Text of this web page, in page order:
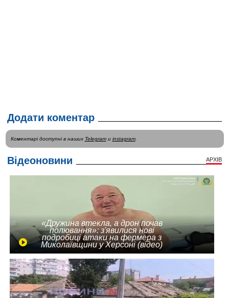
Додати коментар
Коментарі доступні в наших Telegramи instagram.
Відеоновини АРХІВ
«Дружина втекла, а дрон почав
полювання»: з'явилися нові
подробиці атаки на фермера з
Миколаївщини у Херсоні (відео)